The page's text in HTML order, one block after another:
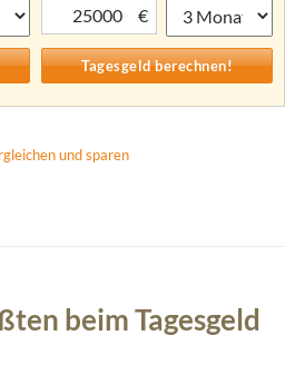
€
und sparen
beim Tagesgeld